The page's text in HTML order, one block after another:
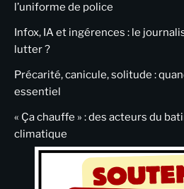
l’uniforme de police
Infox, IA et ingérences : le
lutter ?
Précarité, canicule, solitude :
essentiel
« Ça chauffe » : des acteurs du
climatique